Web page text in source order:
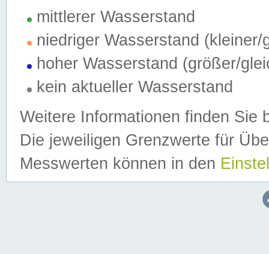
mittlerer Wasserstand
niedriger Wasserstand (kleiner/
hoher Wasserstand (größer/
kein aktueller Wasserstand
Weitere Informationen finden Sie
Die jeweiligen Grenzwerte für
Messwerten können in den